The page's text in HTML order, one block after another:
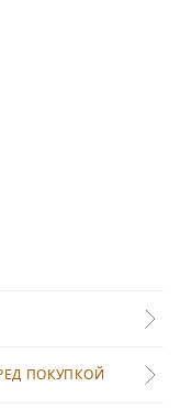
ПОКУПКОЙ